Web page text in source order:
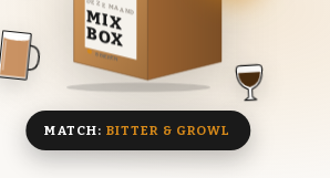
DEZE MAAND
MIX
BOX
8 BIEREN
MATCH: BITTER & GROWL